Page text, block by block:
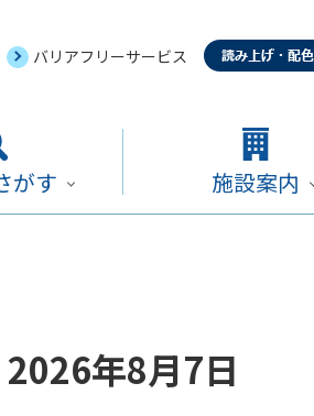
バリアフリーサービス
がす 施設案内
年8月7日